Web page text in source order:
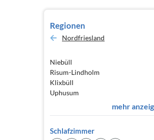
Regionen
Nordfriesland
Niebüll
Risum-Lindholm
Klixbüll
Uphusum
mehr
Schlafzimmer